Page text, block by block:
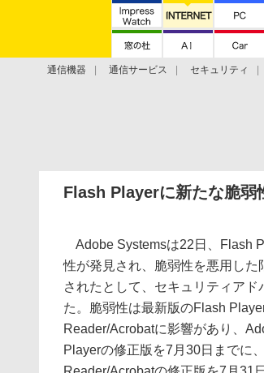
通信機器 通信サービス セキュリティ
Flash Playerに新たな脆弱
Adobe Systemsは22日、Flash
性が発見され、脆弱性を悪用した
されたとして、セキュリティアド
た。脆弱性は最新版のFlash
Reader/Acrobatに影響があり、
Playerの修正版を7月30日までに